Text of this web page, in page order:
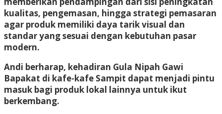
kualitas, pengemasan, hingga strategi pemasaran
agar produk memiliki daya tarik visual dan
standar yang sesuai dengan kebutuhan pasar
modern.
Andi berharap, kehadiran Gula Nipah Gawi
Bapakat di kafe-kafe Sampit dapat menjadi pintu
masuk bagi produk lokal lainnya untuk ikut
berkembang.